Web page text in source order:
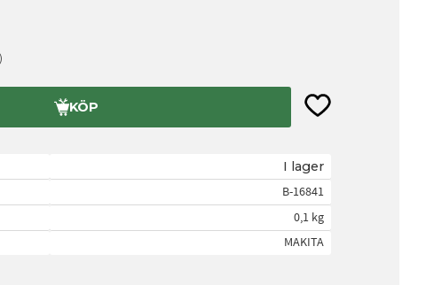
KÖP Lägg till i
I lager
B-16841
0,1 kg
MAKITA